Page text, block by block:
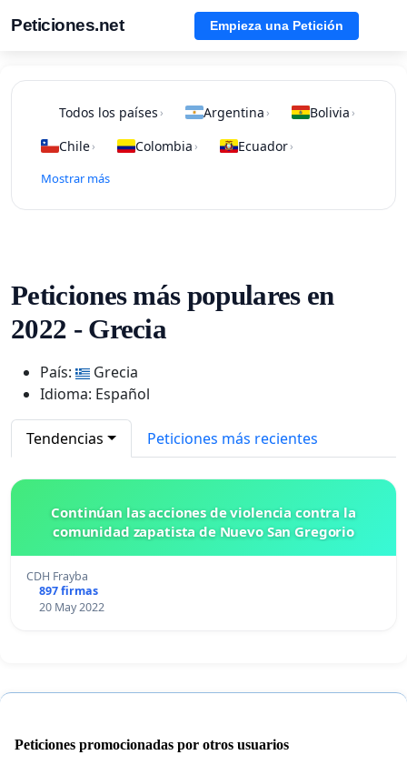
Peticiones.net Empieza una Petición
Todos los países › Argentina › Bolivia ›
Chile› Colombia › Ecuador›
Mostrar más
Peticiones más populares en
2022 - Grecia
País:
Grecia
Idioma: Español
Tendencias Peticiones más recientes
Continúan las acciones de violencia contra la
comunidad zapatista de Nuevo San Gregorio
CDH Frayba
897 firmas
20 May 2022
Peticiones promocionadas por otros usuarios